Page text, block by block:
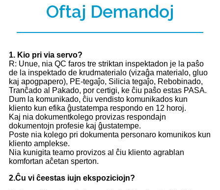
Oftaj Demandoj
1. Kio pri via servo?
R: Unue, nia QC faros tre striktan inspektadon je la paŝo
de la inspektado de krudmaterialo (vizaĝa materialo, gluo
kaj apogpapero), PE-tegaĵo, Silicia tegaĵo, Rebobinado,
Tranĉado al Pakado, por certigi, ke ĉiu paŝo estas PASA.
Dum la komunikado, ĉiu vendisto komunikados kun
kliento kun efika ĝustatempa respondo en 12 horoj.
Kaj nia dokumentkolego provizas respondajn
dokumentojn profesie kaj ĝustatempe.
Poste nia kolego pri dokumenta personaro komunikos kun
kliento amplekse.
Nia kunigita teamo provizos al ĉiu kliento agrablan
komfortan aĉetan sperton.
2.Ĉu vi ĉeestas iujn ekspoziciojn?